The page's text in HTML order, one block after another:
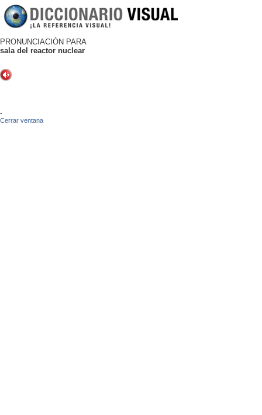
PRONUNCIACIÓN PARA
sala del reactor nuclear
-
Cerrar ventana